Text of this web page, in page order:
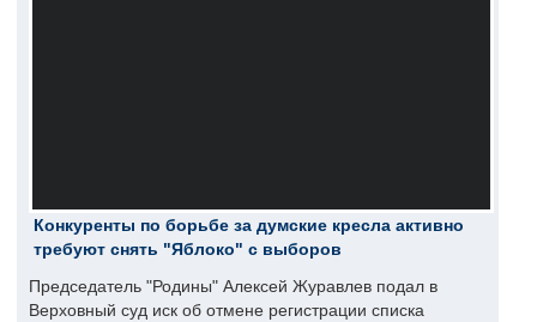
Конкуренты по борьбе за думские кресла активно
требуют снять "Яблоко" с выборов
Председатель "Родины" Алексей Журавлев подал в
Верховный суд иск об отмене регистрации списка